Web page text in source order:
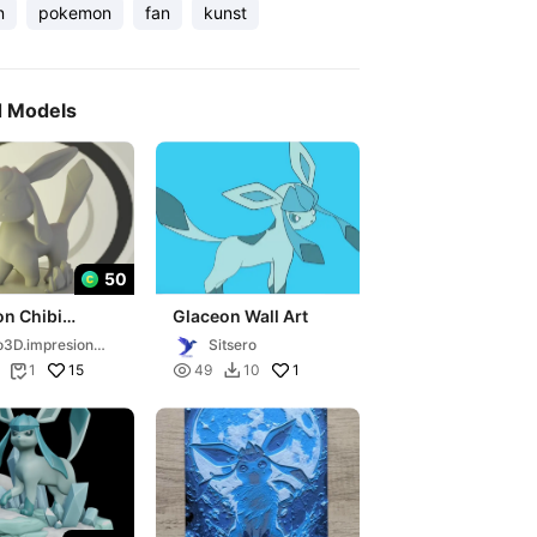
pokemon fan kunst
Models
50
Chibi
1 15
Glaceon Wall Art
Sitsero
 49  10 1